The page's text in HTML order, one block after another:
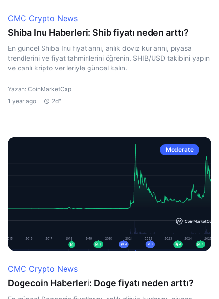
CMC Crypto News
Shiba Inu Haberleri: Shib fiyatı neden arttı?
En güncel Shiba Inu fiyatlarını, anlık döviz kurlarını, piyasa
trendlerini ve fiyat tahminlerini öğrenin. SHIB/USD takibini yapın
ve canlı kripto verileriyle güncel kalın.
Yazan: CoinMarketCap
1 year ago
2d"
Moderate
CMC Crypto News
Dogecoin Haberleri: Doge fiyatı neden arttı?